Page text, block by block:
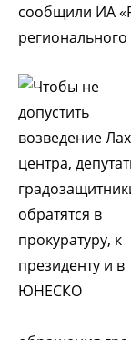
сообщили ИА